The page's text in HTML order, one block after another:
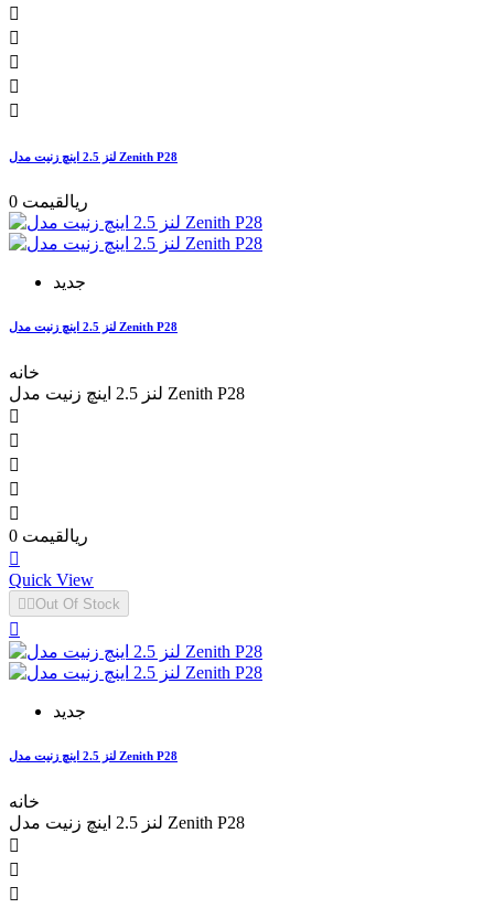





لنز 2.5 اینچ زنیت مدل Zenith P28
0 ریالقیمت
جدید
لنز 2.5 اینچ زنیت مدل Zenith P28
خانه
لنز 2.5 اینچ زنیت مدل Zenith P28





0 ریالقیمت

Quick View
 Out Of Stock

جدید
لنز 2.5 اینچ زنیت مدل Zenith P28
خانه
لنز 2.5 اینچ زنیت مدل Zenith P28


